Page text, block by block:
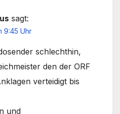
sagt:
9:45 Uhr
schlechthin,
den der ORF
verteidigt bis
und